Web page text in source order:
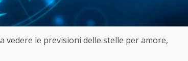
vedere le previsioni delle stelle per amore,